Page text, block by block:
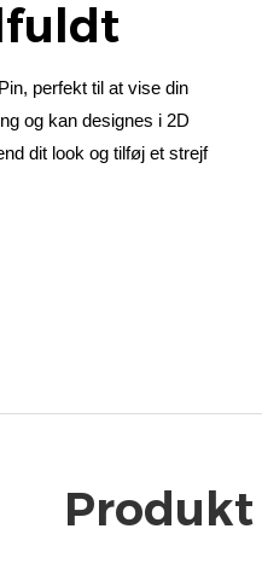
perfekt til at vise din
og kan designes i 2D
dit look og tilføj et strejf